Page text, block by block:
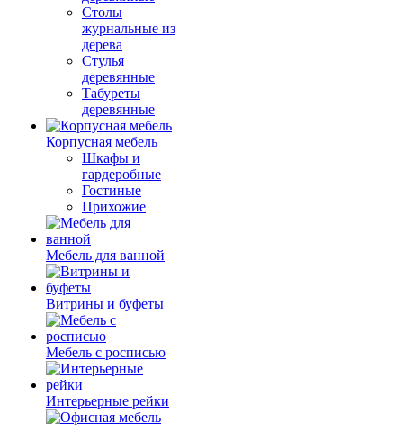
Столы
журнальные из
дерева
Стулья
деревянные
Табуреты
деревянные
Корпусная мебель
Шкафы и
гардеробные
Гостиные
Прихожие
Мебель для ванной
Витрины и буфеты
Мебель с росписью
Интерьерные рейки